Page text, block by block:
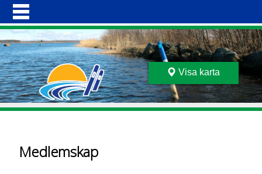
Hoppa
till
huvudinnehåll
HEM
BÅTEN
MEDLEMSKAP
VI MUDDRAR
BESÖKSSTÄLLEN
FARLEDER
GALLERI
OM OSS
Visa karta
Medlemskap